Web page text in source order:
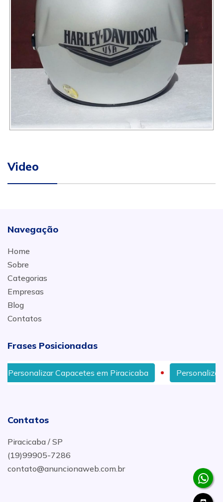
Video
Navegação
Home
Sobre
Categorias
Empresas
Blog
Contatos
Frases Posicionadas
em Piracicaba Personalização de Bicicleta em
Contatos
Piracicaba / SP
(19)99905-7286
contato@anuncionaweb.com.br